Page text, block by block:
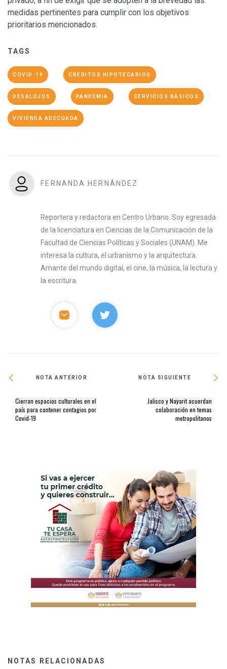
medidas pertinentes para cumplir con los objetivos
prioritarios mencionados.
TAGS
COVID-19 CRÉDITOS HIPOTECARIOS
DESALOJOS PANDEMIA SERVICIOS BÁSICOS
VIVIENDA ADECUADA
FERNANDA HERNÁNDEZ
Reportera y redactora en Centro Urbano. Soy egresada
de la licenciatura en Ciencias de la Comunicación de la
Facultad de Ciencias Políticas y Sociales (UNAM). Me
interesa la cultura, el urbanismo y la arquitectura.
Amante del mundo digital, el cine, la música, la lectura y
la escritura.
NOTA ANTERIOR
Cierran espacios culturales en el
país para contener contagios por
Covid-19
NOTA SIGUIENTE
Jalisco y Nayarit acuerdan
colaboración en temas
metropolitanos
NOTAS RELACIONADAS